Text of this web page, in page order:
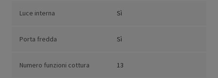
Luce interna Sì
Porta fredda Sì
Numero funzioni cottura 13